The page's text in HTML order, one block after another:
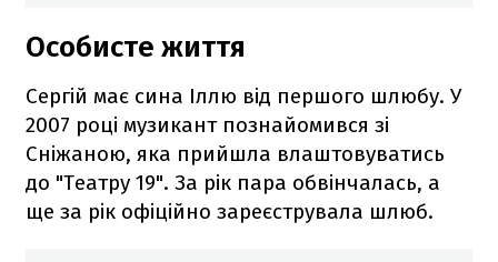
Особисте життя
Сергій має сина Іллю від першого шлюбу. У
2007 році музикант познайомився зі
Сніжаною, яка прийшла влаштовуватись
до "Театру 19". За рік пара обвінчалась, а
ще за рік офіційно зареєструвала шлюб.